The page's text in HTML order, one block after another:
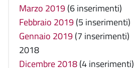
Marzo 2019(6 inserimenti)
Febbraio 2019(5 inserimenti)
Gennaio 2019(7 inserimenti)
2018
Dicembre 2018(4 inserimenti)